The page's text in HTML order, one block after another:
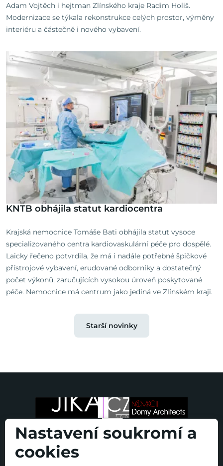
Adam Vojtěch i hejtman Zlínského kraje Radim Holiš.
Modernizace se týkala rekonstrukce celých prostor, výměny
interiéru a částečně i nového vybavení.
KNTB obhájila statut kardiocentra
Krajská nemocnice Tomáše Bati obhájila statut vysoce
specializovaného centra kardiovaskulární péče pro dospělé.
Laicky řečeno potvrdila, že má i nadále potřebné špičkové
přístrojové vybavení, erudované odborníky a dostatečný
počet výkonů, zaručujících vysokou úroveň poskytované
péče. Nemocnice má centrum jako jediná ve Zlínském kraji.
Starší novinky
Nastavení soukromí a
cookies